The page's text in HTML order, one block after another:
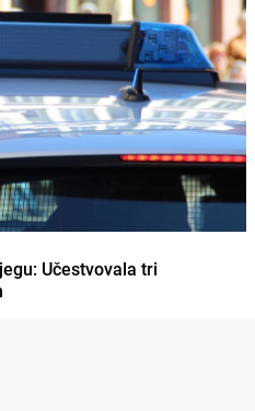
Učestvovala tri